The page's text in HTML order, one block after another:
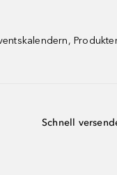
Schnell